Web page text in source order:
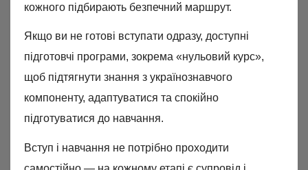
кожного підбирають безпечний маршрут.
Якщо ви не готові вступати одразу, доступні
підготовчі програми, зокрема «нульовий курс»,
щоб підтягнути знання з українознавчого
компоненту, адаптуватися та спокійно
підготуватися до навчання.
Вступ і навчання не потрібно проходити